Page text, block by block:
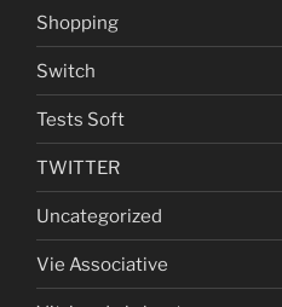
Shopping
Switch
Tests Soft
TWITTER
Uncategorized
Vie Associative